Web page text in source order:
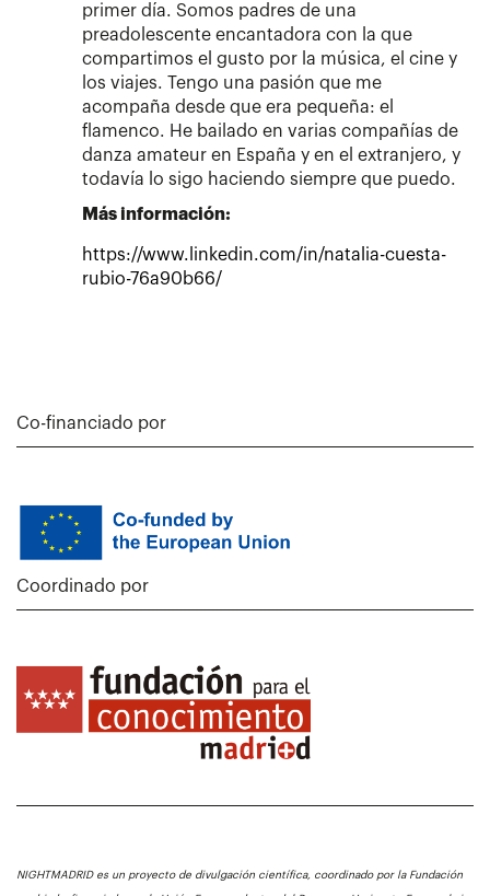
primer día. Somos padres de una
preadolescente encantadora con la que
compartimos el gusto por la música, el cine y
los viajes. Tengo una pasión que me
acompaña desde que era pequeña: el
flamenco. He bailado en varias compañías de
danza amateur en España y en el extranjero, y
todavía lo sigo haciendo siempre que puedo.
Más información:
https://www.linkedin.com/in/natalia-cuesta-
rubio-76a90b66/
Co-financiado por
Coordinado por
NIGHTMADRID es un proyecto de divulgación científica, coordinado por la Fundación